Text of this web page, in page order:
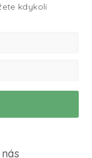
kdykoli